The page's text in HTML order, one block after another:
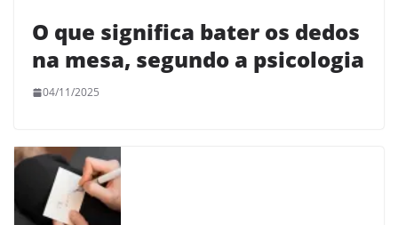
O que significa bater os dedos
na mesa, segundo a psicologia
04/11/2025